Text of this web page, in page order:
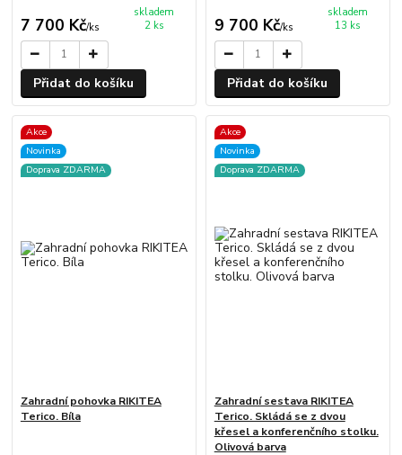
7 700 Kč/ks
skladem
2 ks
Přidat do košíku
9 700 Kč/ks
skladem
13 ks
Přidat do košíku
Akce
Novinka
Doprava ZDARMA
Zahradní pohovka RIKITEA
Terico. Bíla
Akce
Novinka
Doprava ZDARMA
Zahradní sestava RIKITEA
Terico. Skládá se z dvou
křesel a konferenčního stolku.
Olivová barva